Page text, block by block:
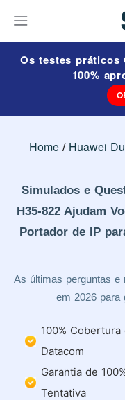
Os testes práticos
100%
Home Huawei
Simulados e
H35-822 Ajudam
Portador de IP
As últimas perguntas e
em 2026 para
100% Cobertura
Datacom
Garantia de
Tentativa